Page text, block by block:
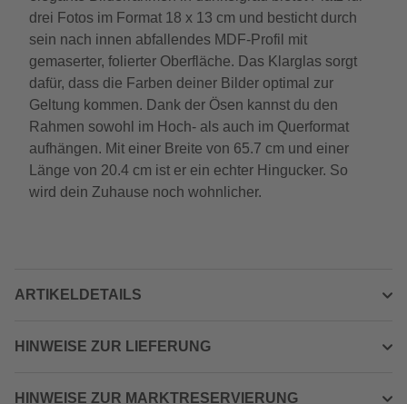
drei Fotos im Format 18 x 13 cm und besticht durch
sein nach innen abfallendes MDF-Profil mit
gemaserter, folierter Oberfläche. Das Klarglas sorgt
dafür, dass die Farben deiner Bilder optimal zur
Geltung kommen. Dank der Ösen kannst du den
Rahmen sowohl im Hoch- als auch im Querformat
aufhängen. Mit einer Breite von 65.7 cm und einer
Länge von 20.4 cm ist er ein echter Hingucker. So
wird dein Zuhause noch wohnlicher.
ARTIKELDETAILS
HINWEISE ZUR LIEFERUNG
HINWEISE ZUR MARKTRESERVIERUNG